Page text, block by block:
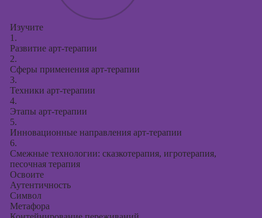
Изучите
1.
Развитие арт-терапии
2.
Сферы применения арт-терапии
3.
Техники арт-терапии
4.
Этапы арт-терапии
5.
Инновационные направления арт-терапии
6.
Смежные технологии: сказкотерапия, игротерапия,
песочная терапия
Освоите
Аутентичность
Символ
Метафора